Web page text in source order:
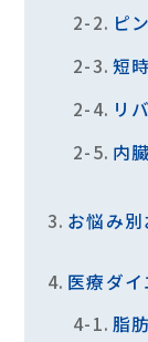
ピ
短
リ
内
お悩み
医療ダ
脂